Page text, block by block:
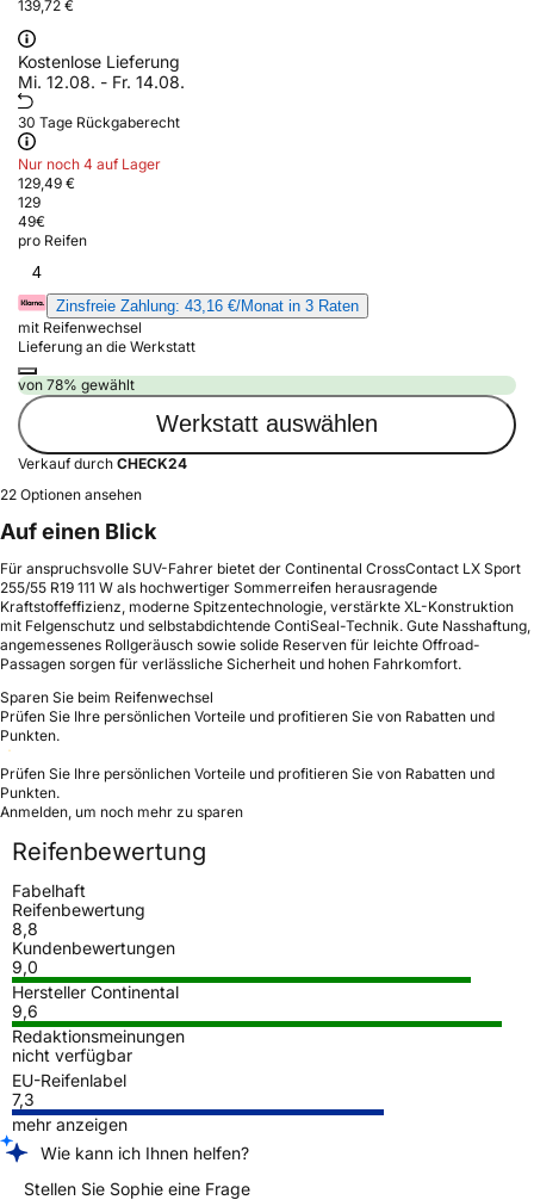
139,72 €
Kostenlose Lieferung
Mi. 12.08. - Fr. 14.08.
30 Tage Rückgaberecht
Nur noch 4 auf Lager
129,49 €
129
49€
pro Reifen
4
Zinsfreie Zahlung: 43,16 €/Monat in 3 Raten
mit Reifenwechsel
Lieferung an die Werkstatt
von 78% gewählt
Werkstatt auswählen
Verkauf durch CHECK24
22 Optionen ansehen
Auf einen Blick
Für anspruchsvolle SUV-Fahrer bietet der Continental CrossContact LX Sport
255/55 R19 111 W als hochwertiger Sommerreifen herausragende
Kraftstoffeffizienz, moderne Spitzentechnologie, verstärkte XL-Konstruktion
mit Felgenschutz und selbstabdichtende ContiSeal-Technik. Gute Nasshaftung,
angemessenes Rollgeräusch sowie solide Reserven für leichte Offroad-
Passagen sorgen für verlässliche Sicherheit und hohen Fahrkomfort.
Sparen Sie beim Reifenwechsel
Prüfen Sie Ihre persönlichen Vorteile und profitieren Sie von Rabatten und
Punkten.
Prüfen Sie Ihre persönlichen Vorteile und profitieren Sie von Rabatten und
Punkten.
Anmelden, um noch mehr zu sparen
Reifenbewertung
Fabelhaft
Reifenbewertung
8,8
Kundenbewertungen
9,0
Hersteller Continental
9,6
Redaktionsmeinungen
nicht verfügbar
EU-Reifenlabel
7,3
mehr anzeigen
Wie kann ich Ihnen helfen?
Stellen Sie Sophie eine Frage